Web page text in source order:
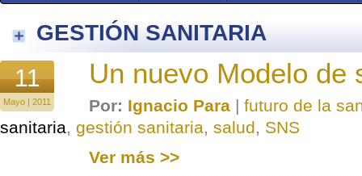
GESTIÓN SANITARIA
11
Mayo | 2011
Un nuevo Modelo de
Por: Ignacio Para | futuro de la
sanitaria, gestión sanitaria, salud, SNS
Ver más >>